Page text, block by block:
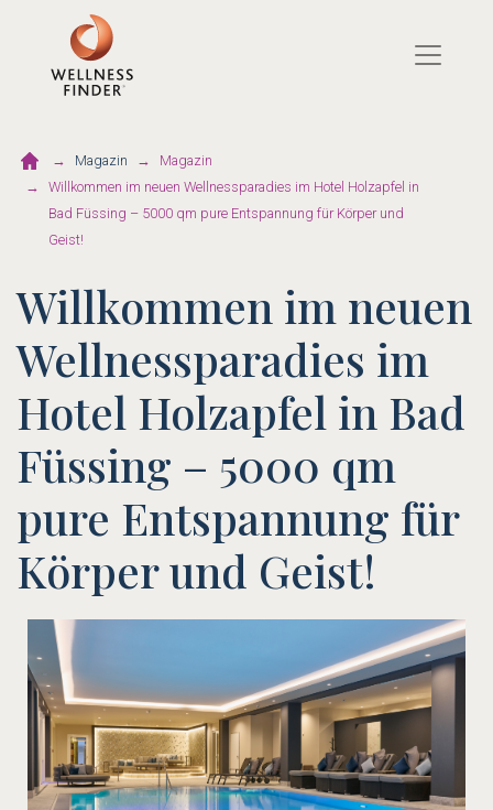
Magazin
Magazin
Willkommen im neuen Wellnessparadies im Hotel Holzapfel in
Bad Füssing – 5000 qm pure Entspannung für Körper und
Geist!
Willkommen im neuen
Wellnessparadies im
Hotel Holzapfel in Bad
Füssing – 5000 qm
pure Entspannung für
Körper und Geist!